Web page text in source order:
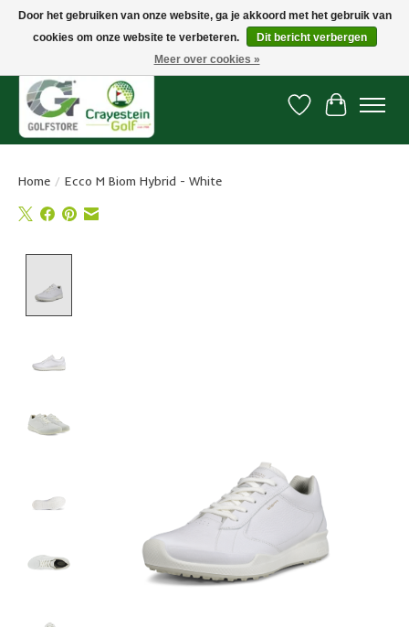
Snelle levering, gratis vanaf € 100. Onze oncourse Golfshop in Dordrecht is
Verlanglijst
Home / Ecco M Biom Hybrid - White
Door het gebruiken van onze website, ga je akkoord met het gebruik van
cookies om onze website te verbeteren.
Dit bericht verbergen
Meer over cookies »